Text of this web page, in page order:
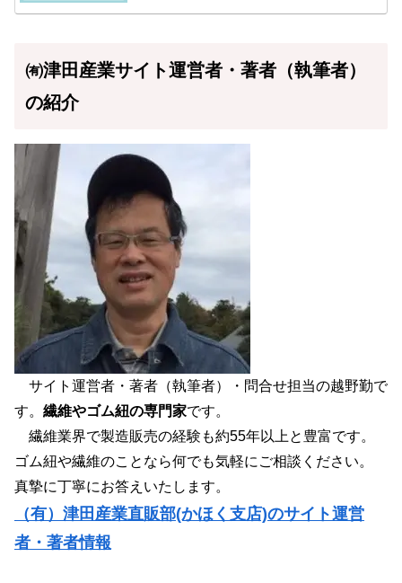
㈲津田産業サイト運営者・著者（執筆者）
の紹介
サイト運営者・著者（執筆者）・問合せ担当の越野勤で
す。 繊維やゴム紐の専門家です。
繊維業界で製造販売の経験も約55年以上と豊富です。
ゴム紐や繊維のことなら何でも気軽にご相談ください。
真摯に丁寧にお答えいたします。
（有）津田産業直販部(かほく支店)のサイト運営
者・著者情報